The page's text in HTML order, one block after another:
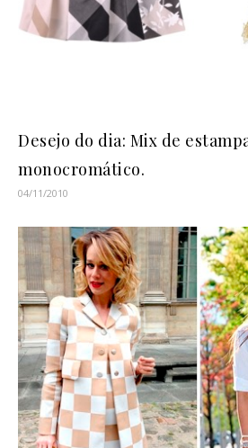
Desejo do dia: Mix de
monocromático.
04/11/2010